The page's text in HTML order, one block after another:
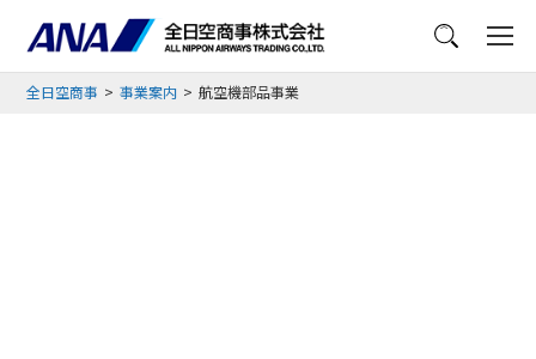
メニュー
全日空商事 事業案内 航空機部品事業